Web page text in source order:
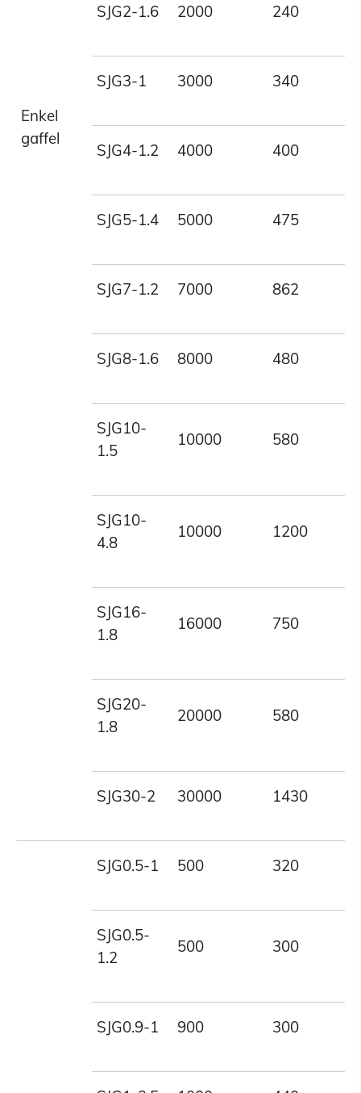
Enkel
gaffel
SJG2-1.6 2000 240
SJG3-1 3000 340
SJG4-1.2 4000 400
SJG5-1.4 5000 475
SJG7-1.2 7000 862
SJG8-1.6 8000 480
SJG10-
1.5
10000 580
SJG10-
4.8
10000 1200
SJG16-
1.8
16000 750
SJG20-
1.8
20000 580
SJG30-2 30000 1430
SJG0.5-1 500 320
SJG0.5-
1.2
500 300
SJG0.9-1 900 300